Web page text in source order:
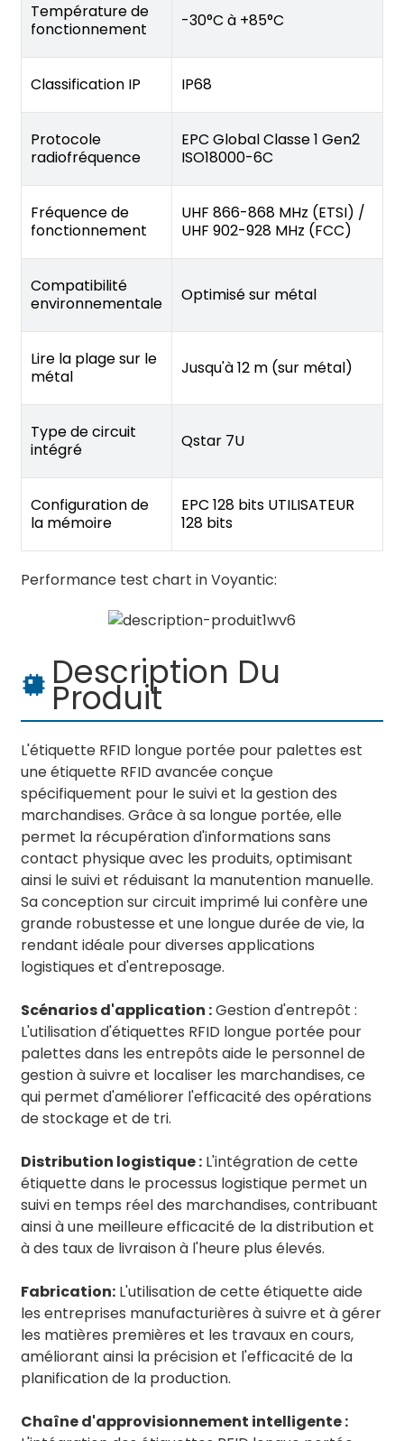
Température de
fonctionnement
-30°C à +85°C
Classification IP IP68
Protocole
radiofréquence
EPC Global Classe 1 Gen2
ISO18000-6C
Fréquence de
fonctionnement
UHF 866-868 MHz (ETSI) /
UHF 902-928 MHz (FCC)
Compatibilité
environnementale
Optimisé sur métal
Lire la plage sur le
métal
Jusqu'à 12 m (sur métal)
Type de circuit
intégré
Qstar 7U
Configuration de
la mémoire
EPC 128 bits UTILISATEUR
128 bits
Performance test chart in Voyantic:
Description Du
Produit
L'étiquette RFID longue portée pour palettes est
une étiquette RFID avancée conçue
spécifiquement pour le suivi et la gestion des
marchandises. Grâce à sa longue portée, elle
permet la récupération d'informations sans
contact physique avec les produits, optimisant
ainsi le suivi et réduisant la manutention manuelle.
Sa conception sur circuit imprimé lui confère une
grande robustesse et une longue durée de vie, la
rendant idéale pour diverses applications
logistiques et d'entreposage.
Scénarios d'application :Gestion d'entrepôt :
L'utilisation d'étiquettes RFID longue portée pour
palettes dans les entrepôts aide le personnel de
gestion à suivre et localiser les marchandises, ce
qui permet d'améliorer l'efficacité des opérations
de stockage et de tri.
Distribution logistique :L'intégration de cette
étiquette dans le processus logistique permet un
suivi en temps réel des marchandises, contribuant
ainsi à une meilleure efficacité de la distribution et
à des taux de livraison à l'heure plus élevés.
Fabrication:L'utilisation de cette étiquette aide
les entreprises manufacturières à suivre et à gérer
les matières premières et les travaux en cours,
améliorant ainsi la précision et l'efficacité de la
planification de la production.
Chaîne d'approvisionnement intelligente :